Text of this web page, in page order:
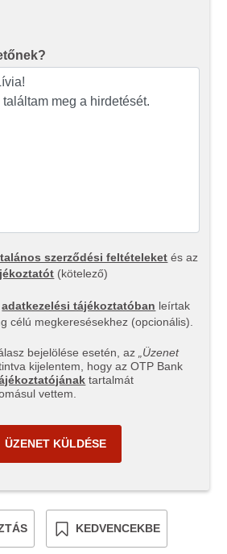
szerződési feltételeket és az
(kötelező)
adatkezelési tájékoztatóban leírtak
célú megkeresésekhez (opcionális).
bejelölése esetén, az
„Üzenet
kijelentem, hogy az OTP Bank
tartalmát
vettem.
ÜZENET KÜLDÉSE
KEDVENCEKBE